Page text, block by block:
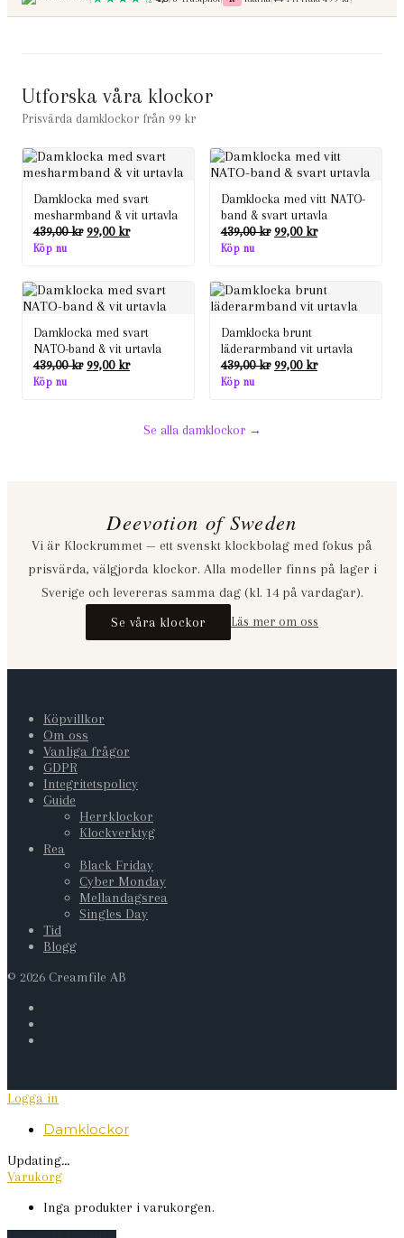
Utforska våra klockor
Prisvärda damklockor från 99 kr
Damklocka med svart
mesharmband & vit urtavla
439,00kr Det
439,00 kr.
99,00 krDet
99,00 kr.
Köp nu
Damklocka med vitt NATO-
band & svart urtavla
439,00kr Det
439,00 kr.
99,00 krDet
99,00 kr.
Köp nu
Damklocka med svart
NATO-band & vit urtavla
439,00kr Det
99,00 krDet
Köp nu
Damklocka brunt
läderarmband vit urtavla
439,00kr Det
99,00 krDet
Köp nu
Se alla damklockor →
Deevotion of Sweden
Vi är Klockrummet — ett svenskt klockbolag med fokus på
prisvärda, välgjorda klockor. Alla modeller finns på lager i
Sverige och levereras samma dag (kl. 14 på vardagar).
Se våra klockor Läs mer om oss
Köpvillkor
Om oss
Vanliga frågor
GDPR
Integritetspolicy
Guide
Herrklockor
Klockverktyg
Rea
Black Friday
Cyber Monday
Mellandagsrea
Singles Day
Tid
Blogg
© 2026 Creamfile AB
Logga in
Damklockor
Updating…
Varukorg
Inga produkter i varukorgen.